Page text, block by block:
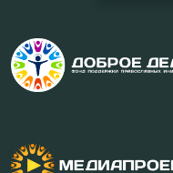
Промысел Божий